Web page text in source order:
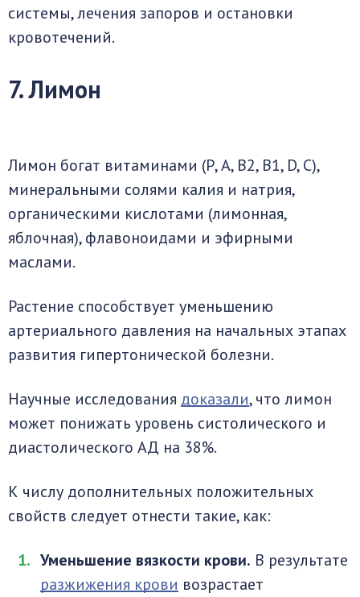
системы, лечения запоров и остановки
кровотечений.
7. Лимон
Лимон богат витаминами (Р, А, В2, В1, D, С),
минеральными солями калия и натрия,
органическими кислотами (лимонная,
яблочная), флавоноидами и эфирными
маслами.
Растение способствует уменьшению
артериального давления на начальных этапах
развития гипертонической болезни.
Научные исследования доказали, что лимон
может понижать уровень систолического и
диастолического АД на 38%.
К числу дополнительных положительных
свойств следует отнести такие, как:
Уменьшение вязкости крови. В результате
разжижения крови возрастает